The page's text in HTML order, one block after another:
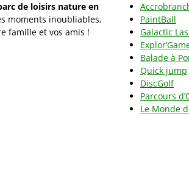
de loisirs nature en
moments inoubliables,
famille et vos amis !
PaintBall
Galactic
Balade à
Quick jump
DiscGolf
Parcours
Le Monde